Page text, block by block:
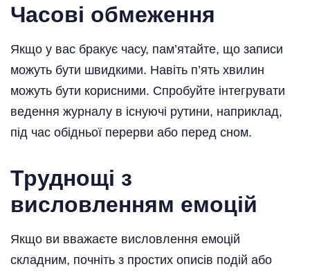
Часові обмеження
Якщо у вас бракує часу, пам’ятайте, що записи
можуть бути швидкими. Навіть п’ять хвилин
можуть бути корисними. Спробуйте інтегрувати
ведення журналу в існуючі рутини, наприклад,
під час обідньої перерви або перед сном.
Труднощі з
висловленням емоцій
Якщо ви вважаєте висловлення емоцій
складним, почніть з простих описів подій або